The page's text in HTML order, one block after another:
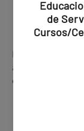
Este servicio
aceptación del
establecimientos.